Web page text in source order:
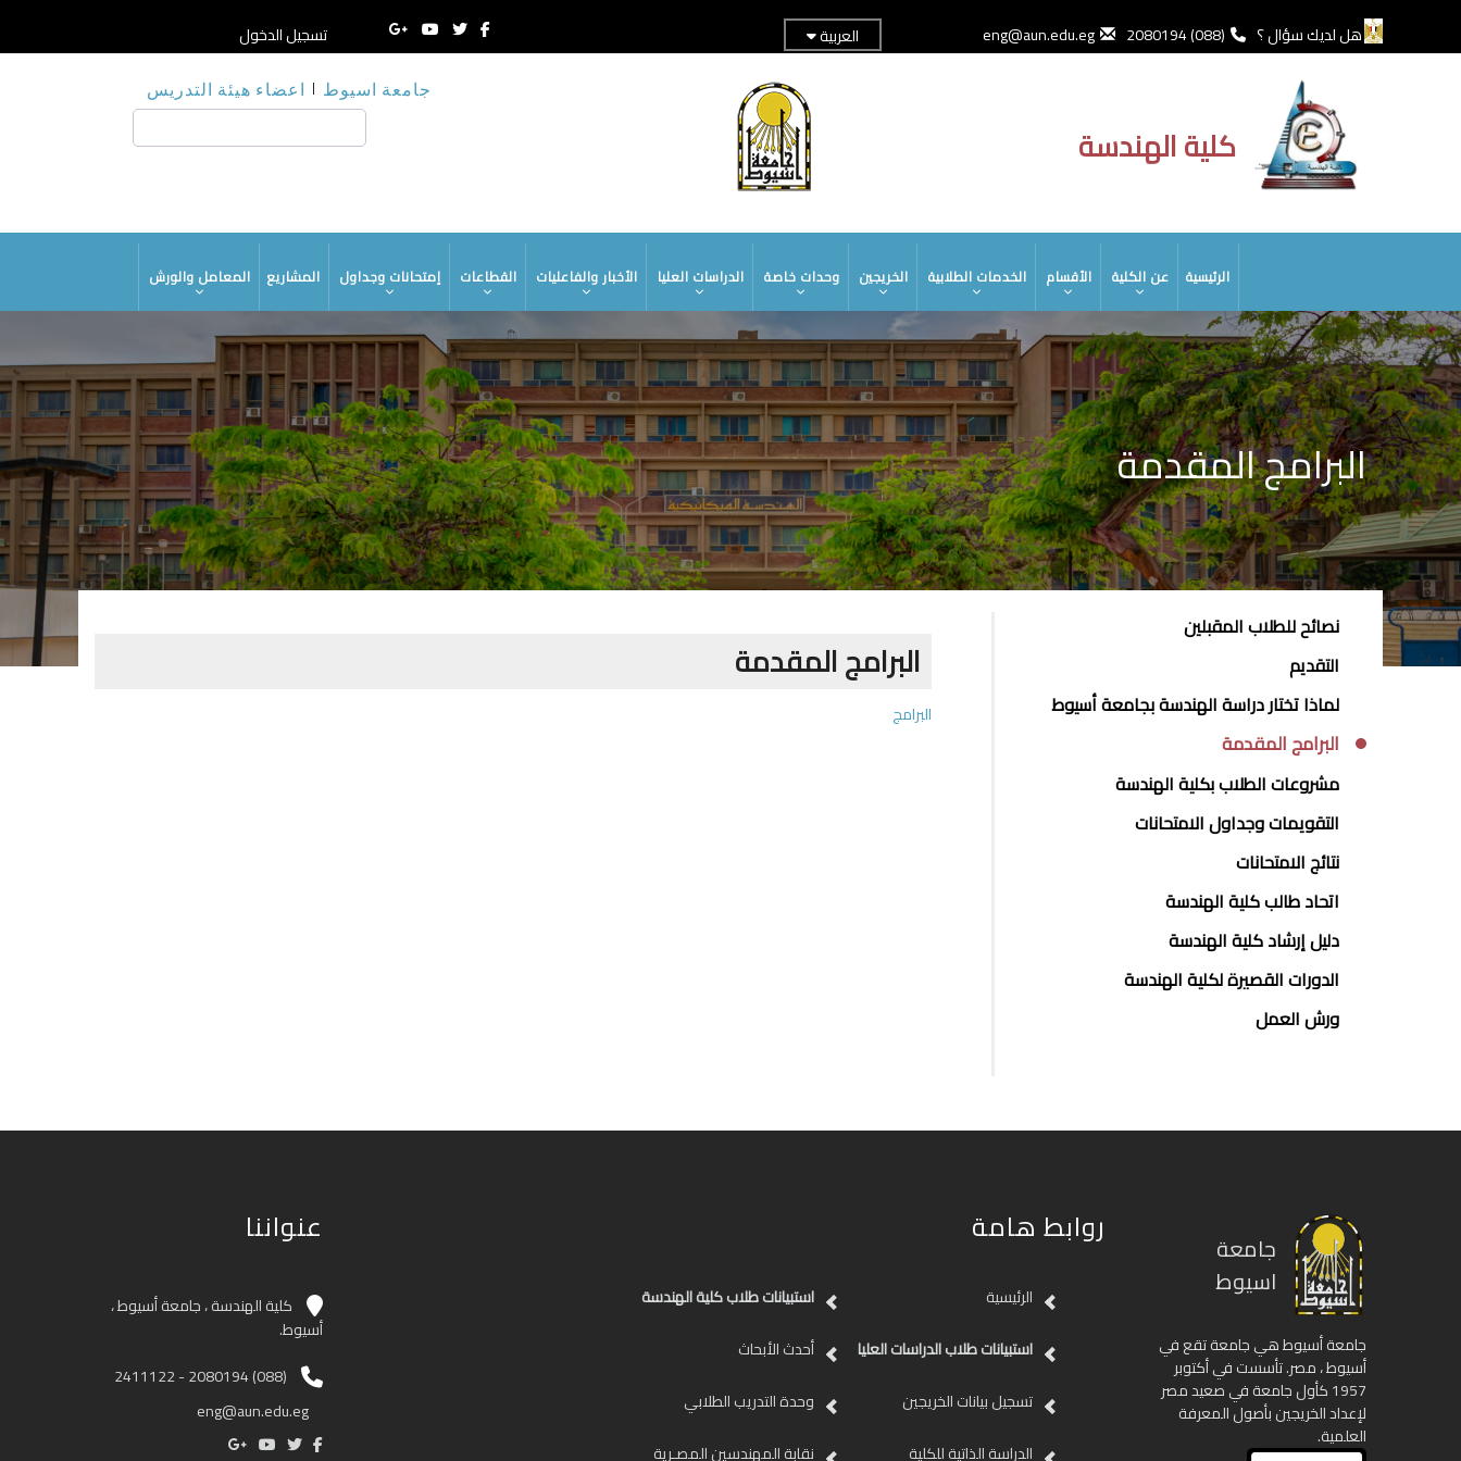
المحتوى
هل لديك سؤال ؟ (088) 2080194
eng@aun.edu.eg العربية تسجيل الدخول
كلية الهندسة
جامعة اسيوط اعضاء هيئة التدريس
بحث
الرئيسية عن الكلية الأقسام الخدمات الطلابية الخريجين وحدات خاصة الدراسات العليا الأخبار والفاعليات القطاعات إمتحانات وجداول المشاريع المعامل والورش
البرامج المقدمة
البرامج المقدمة
البرامج
STUDENTS
MENU
SIDE
BAR
نصائح للطلاب المقبلين
التقديم
لماذا تختار دراسة الهندسة بجامعة أسيوط
البرامج المقدمة
مشروعات الطلاب بكلية الهندسة
التقويمات وجداول الامتحانات
نتائج الامتحانات
اتحاد طالب كلية الهندسة
دليل إرشاد كلية الهندسة
الدورات القصيرة لكلية الهندسة
ورش العمل
جامعة
اسيوط
جامعة أسيوط هي جامعة تقع في
أسيوط ، مصر. تأسست في أكتوبر
1957 كأول جامعة في صعيد مصر
لإعداد الخريجين بأصول المعرفة
العلمية.
روابط هامة
الرئيسية
استبيانات طلاب كلية الهندسة
استبيانات طلاب الدراسات العليا
أحدث الأبحاث
تسجيل بيانات الخريجين
وحدة التدريب الطلابي
الدراسة الذاتية للكلية
نقابة المهندسين المصـرية
عنواننا
كلية الهندسة ، جامعة أسيوط ،
أسيوط.
(088) 2080194 - 2411122